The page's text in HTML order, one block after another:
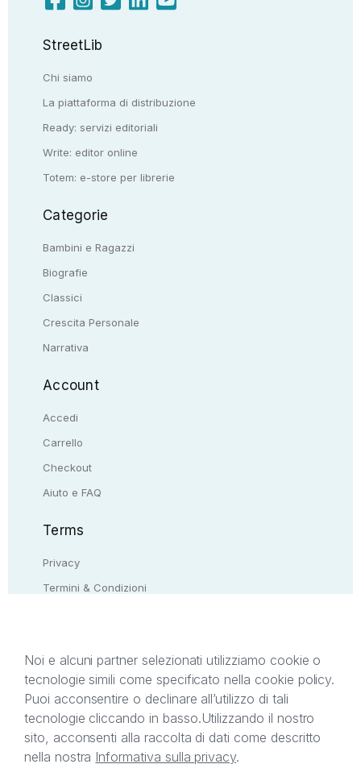
StreetLib
Chi siamo
La piattaforma di distribuzione
Ready: servizi editoriali
Write: editor online
Totem: e-store per librerie
Categorie
Bambini e Ragazzi
Biografie
Classici
Crescita Personale
Narrativa
Account
Accedi
Carrello
Checkout
Aiuto e FAQ
Terms
Privacy
Termini & Condizioni
Il presente sito web è di proprietà di StreetLib S.r.l.
titolare di tutti i diritti di proprietà intellettuale
afferenti ai marchi, loghi e segni distintivi presenti
sul sito web. Si invita l’utente a prendere visione
Noi e alcuni partner selezionati utilizziamo cookie o
tecnologie simili come specificato nella cookie policy.
Puoi acconsentire o declinare all’utilizzo di tali
tecnologie cliccando in basso.Utilizzando il nostro
sito, acconsenti alla raccolta di dati come descritto
nella nostra Informativa sulla privacy.